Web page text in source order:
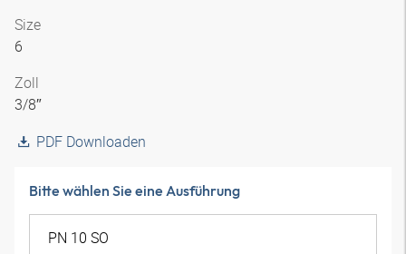
Size
6
Zoll
3/8″
PDF Downloaden
Bitte wählen Sie eine Ausführung